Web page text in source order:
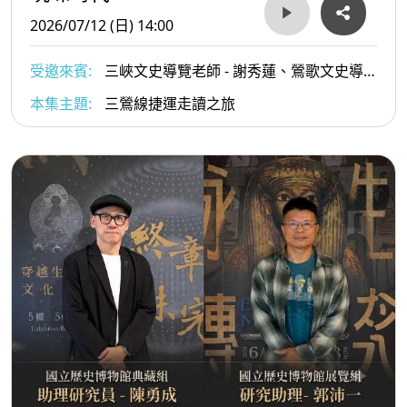
2026/07/12 (日) 14:00
受邀來賓:
三峽文史導覽老師 - 謝秀蓮、鶯歌文史導
覽老師 - 林三德
本集主題: 三鶯線捷運走讀之旅